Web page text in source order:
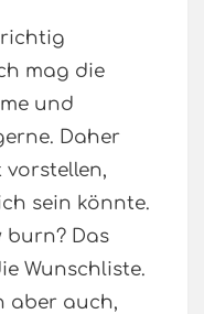
mag die
und
Daher
sein könnte.
burn? Das
Wunschliste.
aber auch,